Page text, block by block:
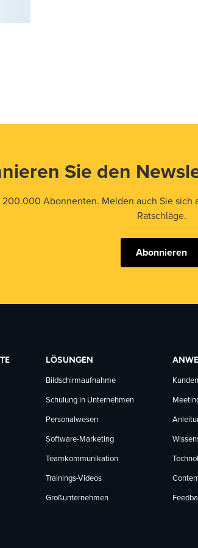
Sie den
Abonnenten. Melden auch Sie
Ratschläge.
Abonnieren
LÖSUNGEN
Bildschirmaufnahme
Schulung in Unternehmen
Personalwesen
Software-Marketing
Teamkommunikation
Trainings-Videos
Großunternehmen